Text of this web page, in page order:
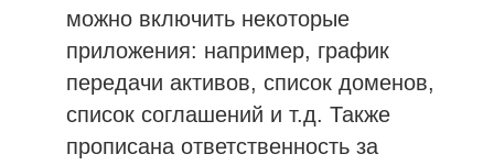
можно включить некоторые
приложения: например, график
передачи активов, список доменов,
список соглашений и т.д. Также
прописана ответственность за
Получить бесплатную консультацию